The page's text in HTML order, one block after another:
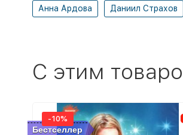
Анна Ардова Даниил Страхов
C этим
Бестселлер
-10%